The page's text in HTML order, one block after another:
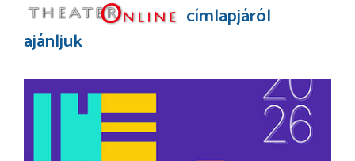
címlapjáról
ajánljuk